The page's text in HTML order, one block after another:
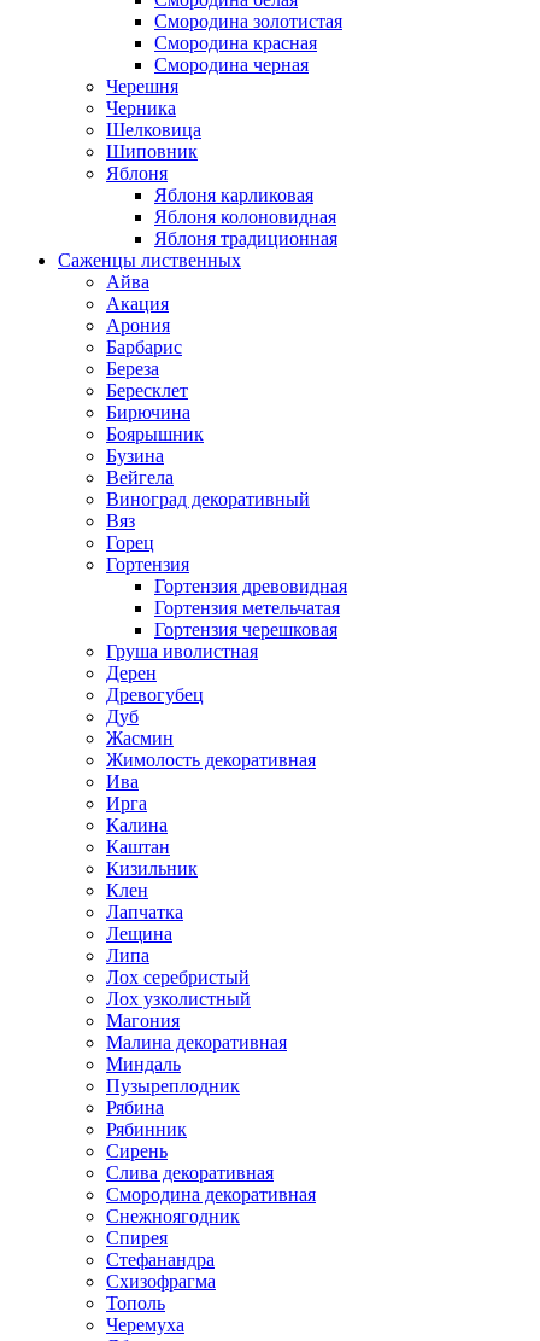
Смородина золотистая
Смородина красная
Смородина черная
Черешня
Черника
Шелковица
Шиповник
Яблоня
Яблоня карликовая
Яблоня колоновидная
Яблоня традиционная
Саженцы лиственных
Айва
Акация
Арония
Барбарис
Береза
Бересклет
Бирючина
Боярышник
Бузина
Вейгела
Виноград декоративный
Вяз
Горец
Гортензия
Гортензия древовидная
Гортензия метельчатая
Гортензия черешковая
Груша иволистная
Дерен
Древогубец
Дуб
Жасмин
Жимолость декоративная
Ива
Ирга
Калина
Каштан
Кизильник
Клен
Лапчатка
Лещина
Липа
Лох серебристый
Лох узколистный
Магония
Малина декоративная
Миндаль
Пузыреплодник
Рябина
Рябинник
Сирень
Слива декоративная
Смородина декоративная
Снежноягодник
Спирея
Стефанандра
Схизофрагма
Тополь
Черемуха